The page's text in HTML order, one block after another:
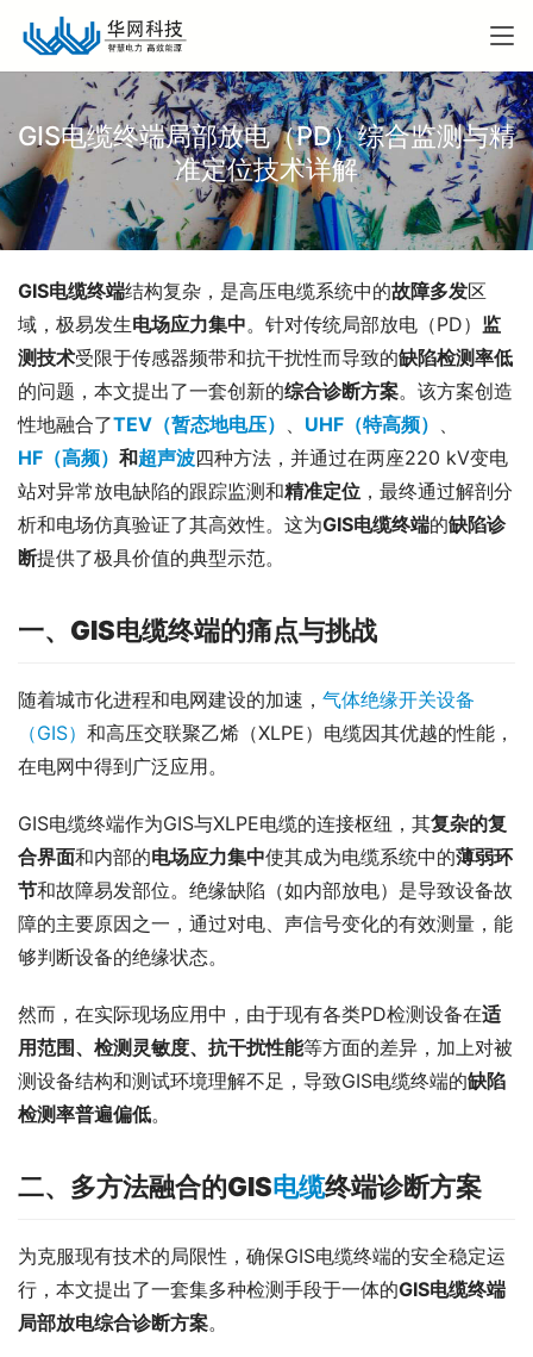
GIS电缆终端局部放电（PD）综合监测与精
准定位技术详解
GIS电缆终端结构复杂，是高压电缆系统中的故障多发区
域，极易发生电场应力集中。针对传统局部放电（PD） 监
测技术受限于传感器频带和抗干扰性而导致的缺陷检测率低
的问题，本文提出了一套创新的综合诊断方案。该方案创造
性地融合了TEV（暂态地电压） 、 UHF（特高频） 、
HF（高频） 和超声波四种方法，并通过在两座220 kV变电
站对异常放电缺陷的跟踪监测和精准定位 ，最终通过解剖分
析和电场仿真验证了其高效性。这为GIS电缆终端的缺陷诊
断提供了极具价值的典型示范。
一、GIS电缆终端的痛点与挑战
随着城市化进程和电网建设的加速， 气体绝缘开关设备
（GIS） 和高压交联聚乙烯（XLPE）电缆因其优越的性能，
在电网中得到广泛应用。
GIS电缆终端作为GIS与XLPE电缆的连接枢纽，其复杂的复
合界面和内部的电场应力集中使其成为电缆系统中的薄弱环
节和故障易发部位。绝缘缺陷（如内部放电）是导致设备故
障的主要原因之一，通过对电、声信号变化的有效测量，能
够判断设备的绝缘状态。
然而，在实际现场应用中，由于现有各类PD检测设备在适
用范围、检测灵敏度、抗干扰性能等方面的差异，加上对被
测设备结构和测试环境理解不足，导致GIS电缆终端的缺陷
检测率普遍偏低。
二、多方法融合的GIS电缆终端诊断方案
为克服现有技术的局限性，确保GIS电缆终端的安全稳定运
行，本文提出了一套集多种检测手段于一体的GIS电缆终端
局部放电综合诊断方案。